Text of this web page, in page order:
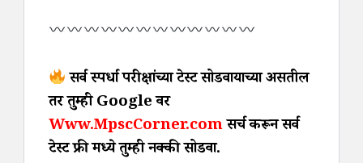
सर्व स्पर्धा परीक्षांच्या टेस्ट सोडवायाच्या असतील
तर तुम्ही Google वर
Www.MpscCorner.comसर्च करून सर्व
टेस्ट फ्री मध्ये तुम्ही नक्की सोडवा.